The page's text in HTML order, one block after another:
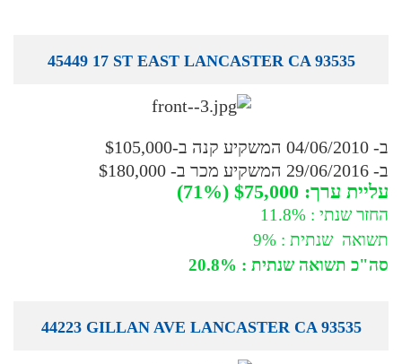
45449 17 ST EAST LANCASTER CA 93535
ב- 04/06/2010 המשקיע קנה ב-$105,000
ב- 29/06/2016 המשקיע מכר ב- $180,000
עליית ערך: $75,000 (71%)
החזר שנתי : 11.8%
תשואה שנתית : 9%
סה"כ תשואה שנתית : 20.8%
44223 GILLAN AVE LANCASTER CA 93535